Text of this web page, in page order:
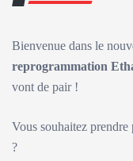
Bienvenue dans le
reprogrammation
vont de pair !
Vous souhaitez
?